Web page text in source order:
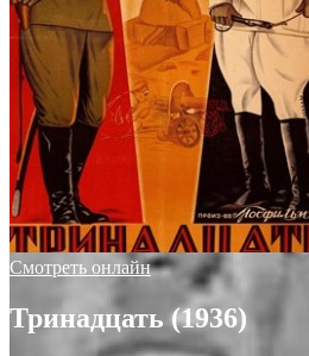
Смотреть онлайн
Тринадцать (1936)